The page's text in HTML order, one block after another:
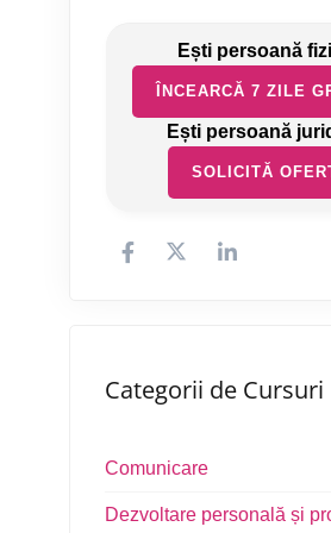
ÎNCEARCĂ 7 ZILE
SOLICITĂ
Categorii de Cursuri
Comunicare
Dezvoltare personală și